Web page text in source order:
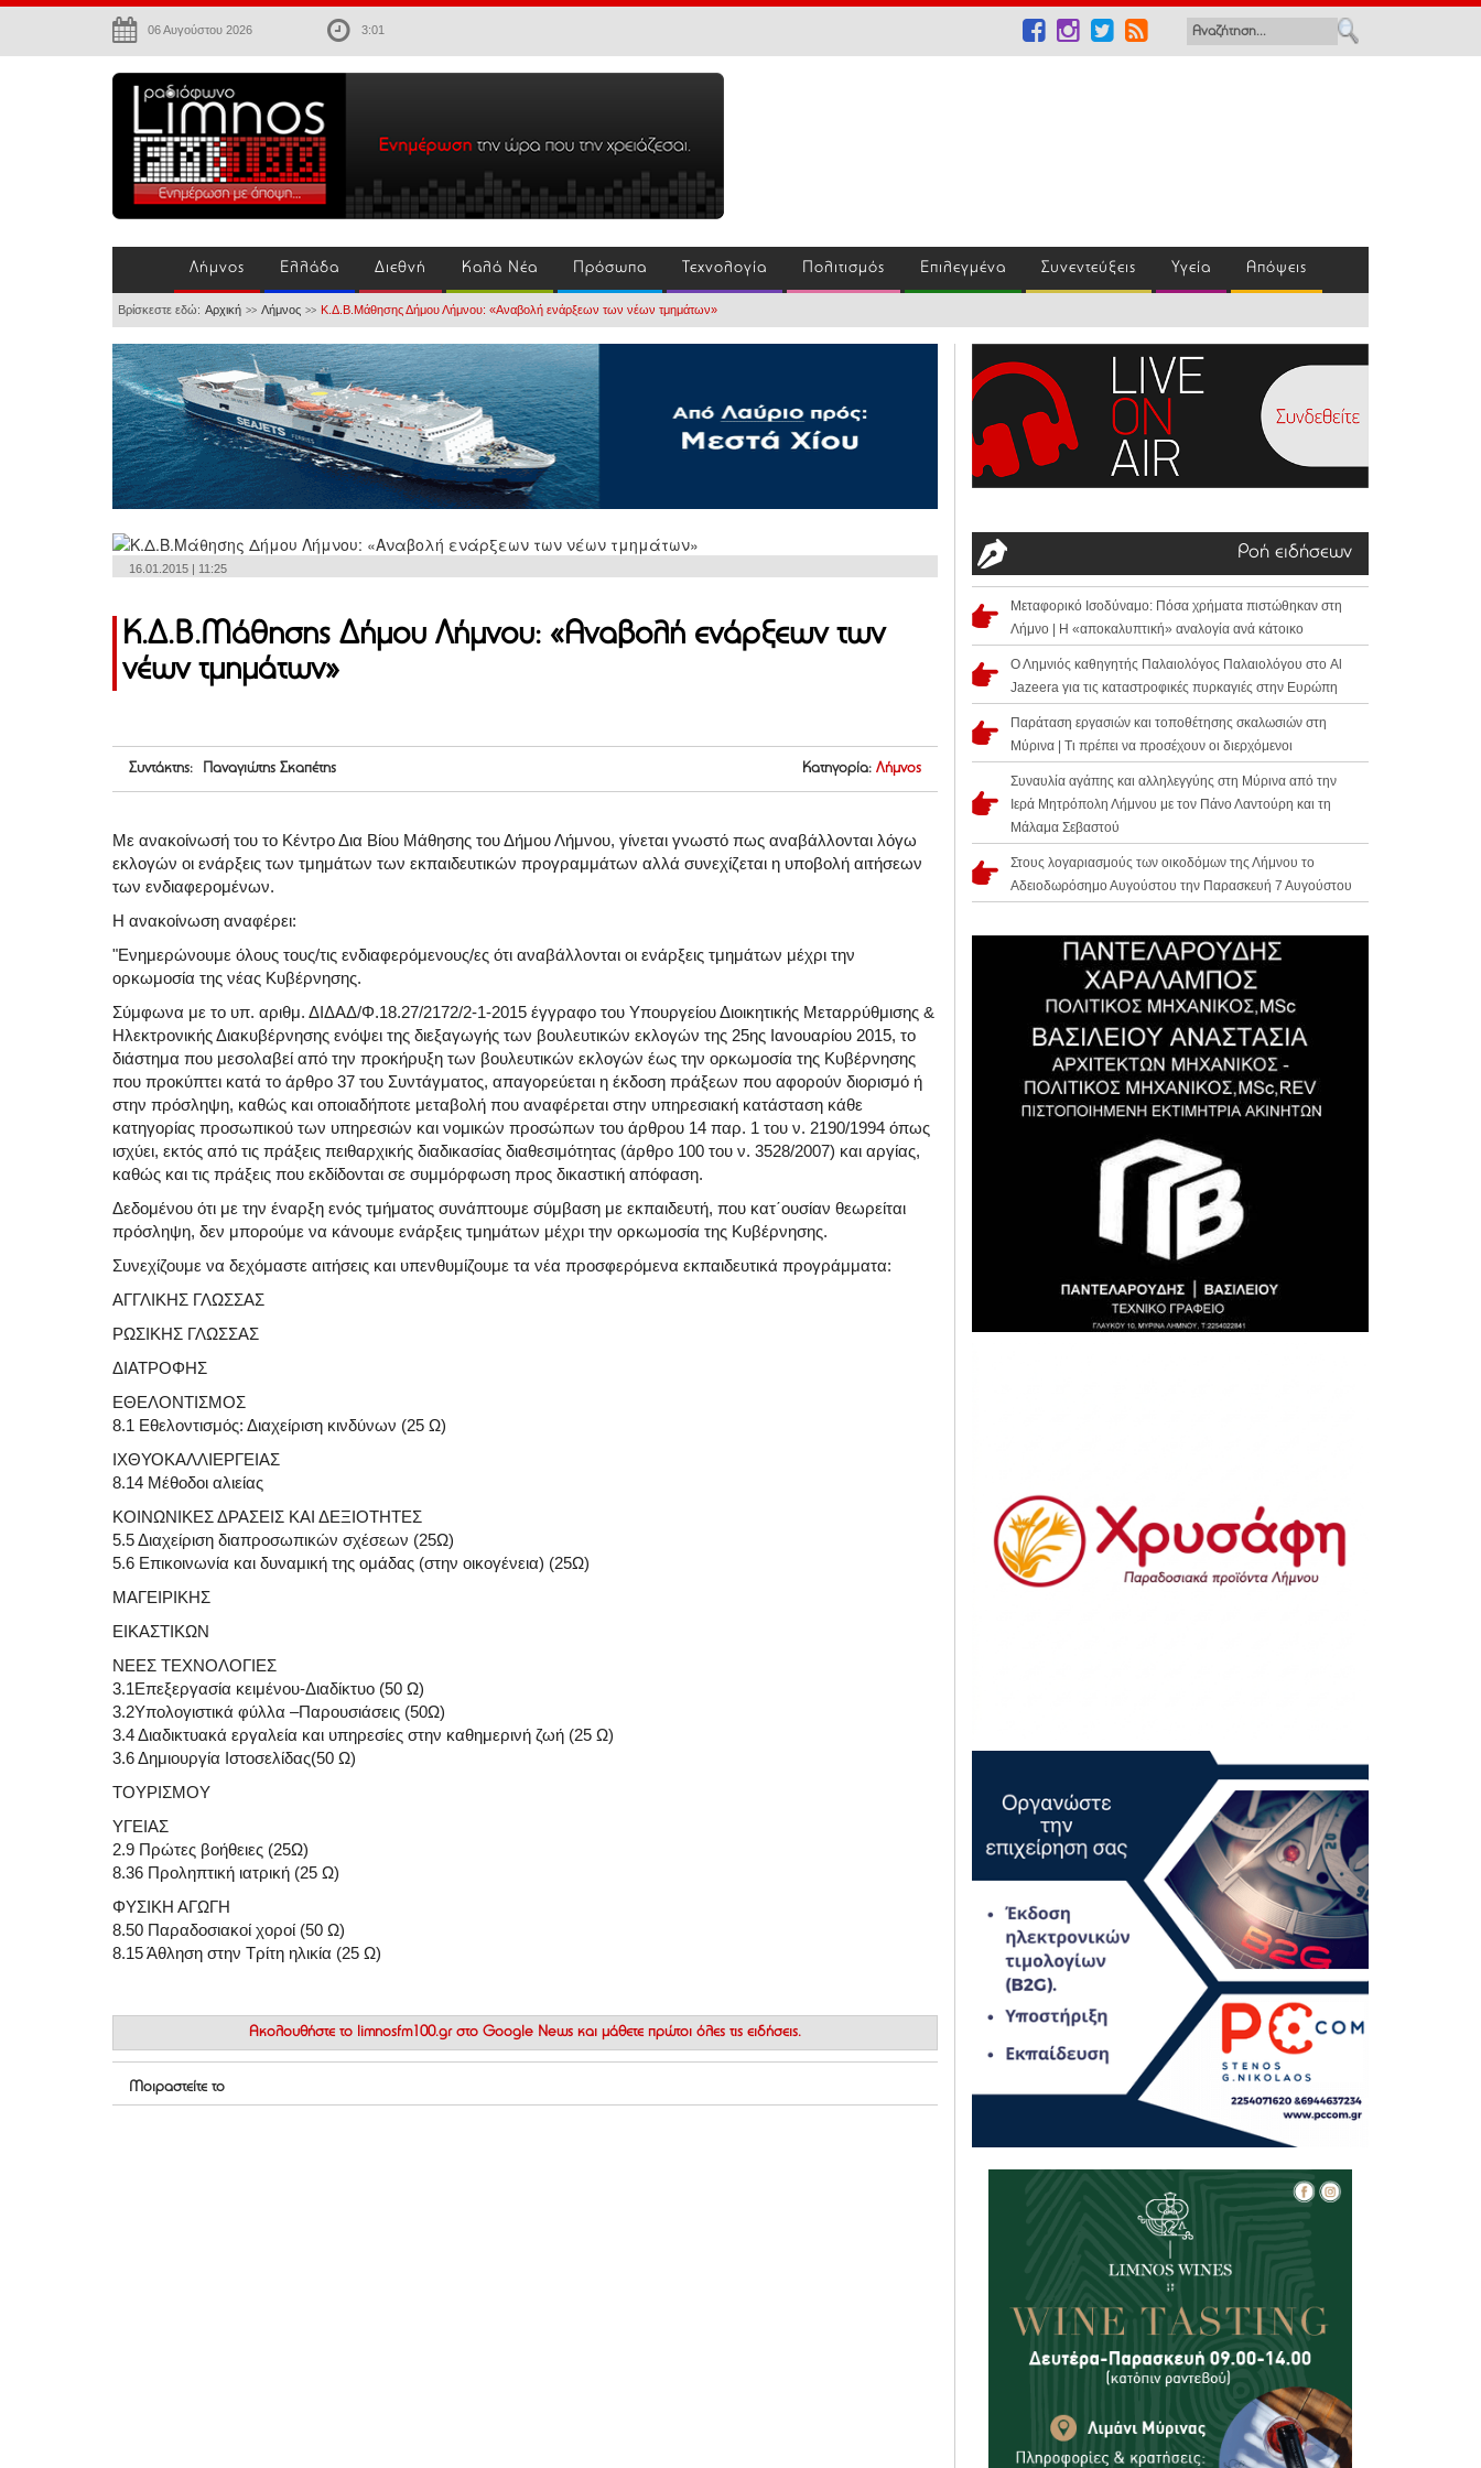
06 Αυγούστου 2026 3:01
Λήμνος Ελλάδα Διεθνή Καλά Νέα Πρόσωπα Τεχνολογία Πολιτισμός Επιλεγμένα Συνεντεύξεις Υγεία Απόψεις
Βρίσκεστε εδώ: Αρχική >> Λήμνος >> Κ.Δ.Β.Μάθησης Δήμου Λήμνου: «Αναβολή ενάρξεων των νέων τμημάτων»
16.01.2015 | 11:25
Κ.Δ.Β.Μάθησης Δήμου Λήμνου: «Αναβολή ενάρξεων των
νέων τμημάτων»
Συντάκτης: Παναγιώτης Σκαπέτης Κατηγορία: Λήμνος
Με ανακοίνωσή του το Κέντρο Δια Βίου Μάθησης του Δήμου Λήμνου, γίνεται γνωστό πως αναβάλλονται λόγω
εκλογών οι ενάρξεις των τμημάτων των εκπαιδευτικών προγραμμάτων αλλά συνεχίζεται η υποβολή αιτήσεων
των ενδιαφερομένων.
Η ανακοίνωση αναφέρει:
"Ενημερώνουμε όλους τους/τις ενδιαφερόμενους/ες ότι αναβάλλονται οι ενάρξεις τμημάτων μέχρι την
ορκωμοσία της νέας Κυβέρνησης.
Σύμφωνα με το υπ. αριθμ. ΔΙΔΑΔ/Φ.18.27/2172/2-1-2015 έγγραφο του Υπουργείου Διοικητικής Μεταρρύθμισης &
Ηλεκτρονικής Διακυβέρνησης ενόψει της διεξαγωγής των βουλευτικών εκλογών της 25ης Ιανουαρίου 2015, το
διάστημα που μεσολαβεί από την προκήρυξη των βουλευτικών εκλογών έως την ορκωμοσία της Κυβέρνησης
που προκύπτει κατά το άρθρο 37 του Συντάγματος, απαγορεύεται η έκδοση πράξεων που αφορούν διορισμό ή
στην πρόσληψη, καθώς και οποιαδήποτε μεταβολή που αναφέρεται στην υπηρεσιακή κατάσταση κάθε
κατηγορίας προσωπικού των υπηρεσιών και νομικών προσώπων του άρθρου 14 παρ. 1 του ν. 2190/1994 όπως
ισχύει, εκτός από τις πράξεις πειθαρχικής διαδικασίας διαθεσιμότητας (άρθρο 100 του ν. 3528/2007) και αργίας,
καθώς και τις πράξεις που εκδίδονται σε συμμόρφωση προς δικαστική απόφαση.
Δεδομένου ότι με την έναρξη ενός τμήματος συνάπτουμε σύμβαση με εκπαιδευτή, που κατ΄ουσίαν θεωρείται
πρόσληψη, δεν μπορούμε να κάνουμε ενάρξεις τμημάτων μέχρι την ορκωμοσία της Κυβέρνησης.
Συνεχίζουμε να δεχόμαστε αιτήσεις και υπενθυμίζουμε τα νέα προσφερόμενα εκπαιδευτικά προγράμματα:
ΑΓΓΛΙΚΗΣ ΓΛΩΣΣΑΣ
ΡΩΣΙΚΗΣ ΓΛΩΣΣΑΣ
ΔΙΑΤΡΟΦΗΣ
ΕΘΕΛΟΝΤΙΣΜΟΣ
8.1 Εθελοντισμός: Διαχείριση κινδύνων (25 Ω)
ΙΧΘΥΟΚΑΛΛΙΕΡΓΕΙΑΣ
8.14 Μέθοδοι αλιείας
ΚΟΙΝΩΝΙΚΕΣ ΔΡΑΣΕΙΣ ΚΑΙ ΔΕΞΙΟΤΗΤΕΣ
5.5 Διαχείριση διαπροσωπικών σχέσεων (25Ω)
5.6 Επικοινωνία και δυναμική της ομάδας (στην οικογένεια) (25Ω)
ΜΑΓΕΙΡΙΚΗΣ
ΕΙΚΑΣΤΙΚΩΝ
ΝΕΕΣ ΤΕΧΝΟΛΟΓΙΕΣ
3.1Επεξεργασία κειμένου-Διαδίκτυο (50 Ω)
3.2Υπολογιστικά φύλλα –Παρουσιάσεις (50Ω)
3.4 Διαδικτυακά εργαλεία και υπηρεσίες στην καθημερινή ζωή (25 Ω)
3.6 Δημιουργία Ιστοσελίδας(50 Ω)
ΤΟΥΡΙΣΜΟΥ
ΥΓΕΙΑΣ
2.9 Πρώτες βοήθειες (25Ω)
8.36 Προληπτική ιατρική (25 Ω)
ΦΥΣΙΚΗ ΑΓΩΓΗ
8.50 Παραδοσιακοί χοροί (50 Ω)
8.15 Άθληση στην Τρίτη ηλικία (25 Ω)
Ακολουθήστε το limnosfm100.gr στο Google News και μάθετε πρώτοι όλες τις ειδήσεις.
Μοιραστείτε το
Ροή ειδήσεων
Μεταφορικό Ισοδύναμο: Πόσα χρήματα πιστώθηκαν στη
Λήμνο | Η «αποκαλυπτική» αναλογία ανά κάτοικο
Ο Λημνιός καθηγητής Παλαιολόγος Παλαιολόγου στο Al
Jazeera για τις καταστροφικές πυρκαγιές στην Ευρώπη
Παράταση εργασιών και τοποθέτησης σκαλωσιών στη
Μύρινα | Τι πρέπει να προσέχουν οι διερχόμενοι
Συναυλία αγάπης και αλληλεγγύης στη Μύρινα από την
Ιερά Μητρόπολη Λήμνου με τον Πάνο Λαντούρη και τη
Μάλαμα Σεβαστού
Στους λογαριασμούς των οικοδόμων της Λήμνου το
Αδειοδωρόσημο Αυγούστου την Παρασκευή 7 Αυγούστου